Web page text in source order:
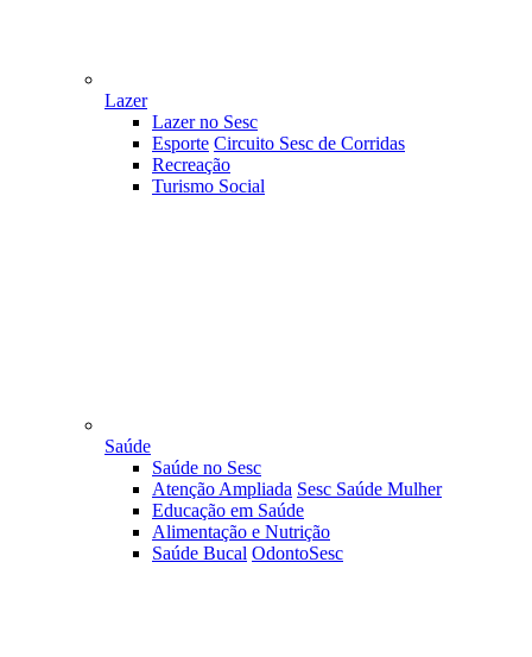
Lazer
Lazer no Sesc
Esporte Circuito Sesc de Corridas
Recreação
Turismo Social
Saúde
Saúde no Sesc
Atenção Ampliada Sesc Saúde Mulher
Educação em Saúde
Alimentação e Nutrição
Saúde Bucal OdontoSesc